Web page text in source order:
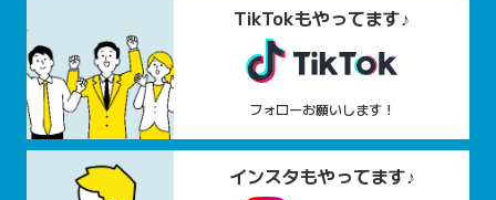
TikTokもやってます♪
フォローお願いします！
インスタもやってます♪